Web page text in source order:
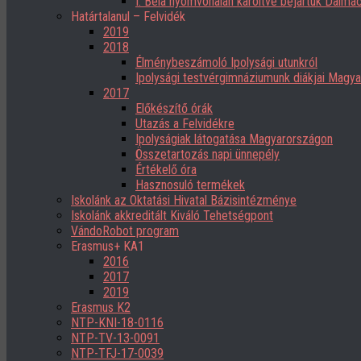
Határtalanul – Felvidék
2019
2018
Élménybeszámoló Ipolysági utunkról
Ipolysági testvérgimnáziumunk diákjai
2017
Előkészítő órák
Utazás a Felvidékre
Ipolyságiak látogatása Magyarországon
Összetartozás napi ünnepély
Értékelő óra
Hasznosuló termékek
Iskolánk az Oktatási Hivatal Bázisintézménye
Iskolánk akkreditált Kiváló Tehetségpont
VándoRobot program
Erasmus+ KA1
2016
2017
2019
Erasmus K2
NTP-KNI-18-0116
NTP-TV-13-0091
NTP-TFJ-17-0039